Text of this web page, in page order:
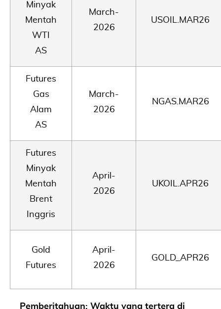
Minyak
Mentah
WTI
AS
March-
2026
USOIL.MAR26
Futures
Gas
Alam
AS
March-
2026
NGAS.MAR26
Futures
Minyak
Mentah
Brent
Inggris
April-
2026
UKOIL.APR26
Gold
Futures
April-
2026
GOLD_APR26
Pemberitahuan: Waktu yang tertera di